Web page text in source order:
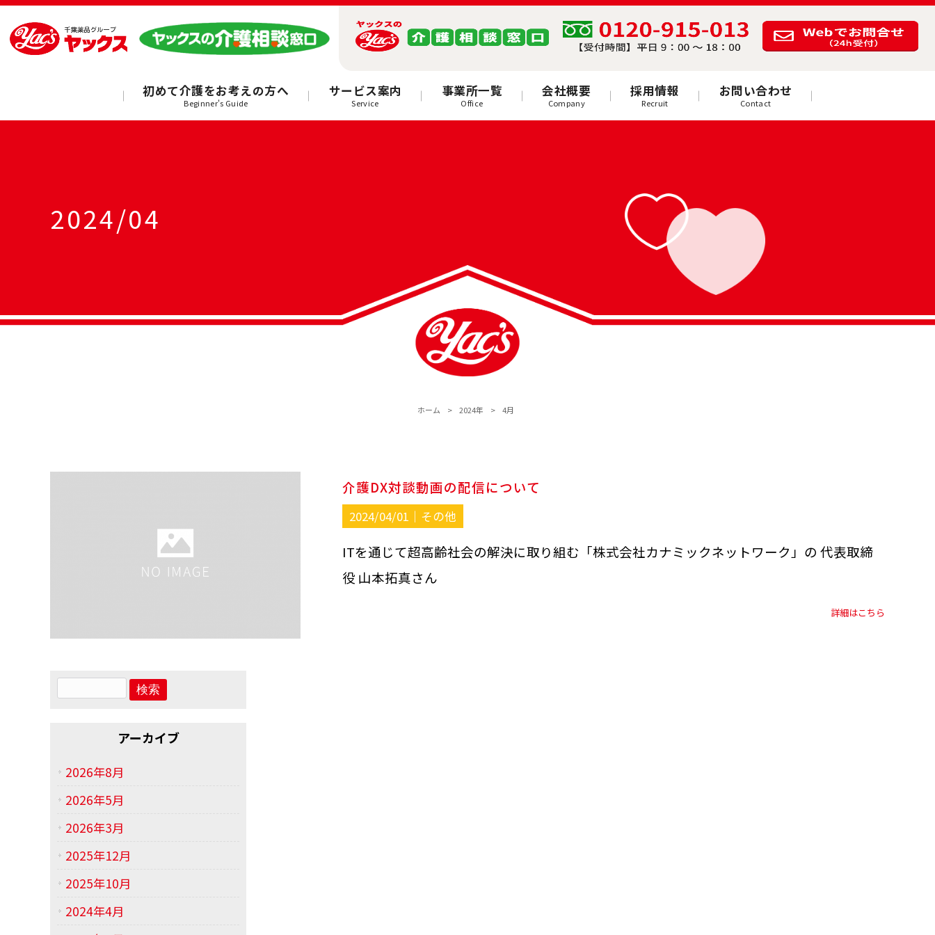
初めて介護をお考えの方へ
Beginner's Guide
サービス案内
Service
事業所一覧
Office
会社概要
Company
採用情報
Recruit
お問い合わせ
Contact
2024/04
ホーム > 2024年 > 4月
介護DX対談動画の配信について
2024/04/01｜ その他
ITを通じて超高齢社会の解決に取り組む「株式会社カナミックネットワーク」の 代表取締
役 山本拓真さん
詳細はこちら
アーカイブ
2026年8月
2026年5月
2026年3月
2025年12月
2025年10月
2024年4月